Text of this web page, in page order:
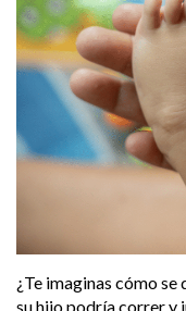
¿Te imaginas cómo
su hijo podría correr y